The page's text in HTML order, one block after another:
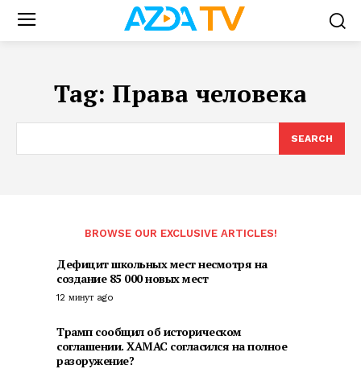
Tag: Права человека
SEARCH
BROWSE OUR EXCLUSIVE ARTICLES!
Дефицит школьных мест несмотря на
создание 85 000 новых мест
12 минут ago
Трамп сообщил об историческом
соглашении. ХАМАС согласился на полное
разоружение?